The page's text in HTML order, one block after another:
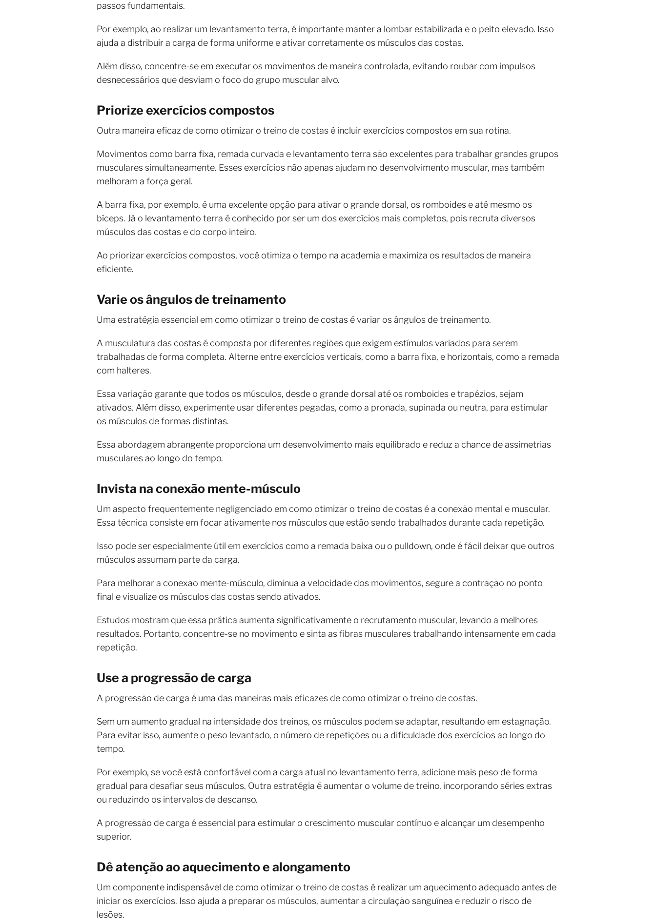
passos fundamentais.
Por exemplo, ao realizar um levantamento terra, é importante manter a lombar estabilizada e o peito elevado. Isso
ajuda a distribuir a carga de forma uniforme e ativar corretamente os músculos das costas.
Além disso, concentre-se em executar os movimentos de maneira controlada, evitando roubar com impulsos
desnecessários que desviam o foco do grupo muscular alvo.
Priorize exercícios compostos
Outra maneira eficaz de como otimizar o treino de costas é incluir exercícios compostos em sua rotina.
Movimentos como barra fixa, remada curvada e levantamento terra são excelentes para trabalhar grandes grupos
musculares simultaneamente. Esses exercícios não apenas ajudam no desenvolvimento muscular, mas também
melhoram a força geral.
A barra fixa, por exemplo, é uma excelente opção para ativar o grande dorsal, os romboides e até mesmo os
bíceps. Já o levantamento terra é conhecido por ser um dos exercícios mais completos, pois recruta diversos
músculos das costas e do corpo inteiro.
Ao priorizar exercícios compostos, você otimiza o tempo na academia e maximiza os resultados de maneira
eficiente.
Varie os ângulos de treinamento
Uma estratégia essencial em como otimizar o treino de costas é variar os ângulos de treinamento.
A musculatura das costas é composta por diferentes regiões que exigem estímulos variados para serem
trabalhadas de forma completa. Alterne entre exercícios verticais, como a barra fixa, e horizontais, como a remada
com halteres.
Essa variação garante que todos os músculos, desde o grande dorsal até os romboides e trapézios, sejam
ativados. Além disso, experimente usar diferentes pegadas, como a pronada, supinada ou neutra, para estimular
os músculos de formas distintas.
Essa abordagem abrangente proporciona um desenvolvimento mais equilibrado e reduz a chance de assimetrias
musculares ao longo do tempo.
Invista na conexão mente-músculo
Um aspecto frequentemente negligenciado em como otimizar o treino de costas é a conexão mental e muscular.
Essa técnica consiste em focar ativamente nos músculos que estão sendo trabalhados durante cada repetição.
Isso pode ser especialmente útil em exercícios como a remada baixa ou o pulldown, onde é fácil deixar que outros
músculos assumam parte da carga.
Para melhorar a conexão mente-músculo, diminua a velocidade dos movimentos, segure a contração no ponto
final e visualize os músculos das costas sendo ativados.
Estudos mostram que essa prática aumenta significativamente o recrutamento muscular, levando a melhores
resultados. Portanto, concentre-se no movimento e sinta as fibras musculares trabalhando intensamente em cada
repetição.
Use a progressão de carga
A progressão de carga é uma das maneiras mais eficazes de como otimizar o treino de costas.
Sem um aumento gradual na intensidade dos treinos, os músculos podem se adaptar, resultando em estagnação.
Para evitar isso, aumente o peso levantado, o número de repetições ou a dificuldade dos exercícios ao longo do
tempo.
Por exemplo, se você está confortável com a carga atual no levantamento terra, adicione mais peso de forma
gradual para desafiar seus músculos. Outra estratégia é aumentar o volume de treino, incorporando séries extras
ou reduzindo os intervalos de descanso.
A progressão de carga é essencial para estimular o crescimento muscular contínuo e alcançar um desempenho
superior.
Dê atenção ao aquecimento e alongamento
Um componente indispensável de como otimizar o treino de costas é realizar um aquecimento adequado antes de
iniciar os exercícios. Isso ajuda a preparar os músculos, aumentar a circulação sanguínea e reduzir o risco de
lesões.